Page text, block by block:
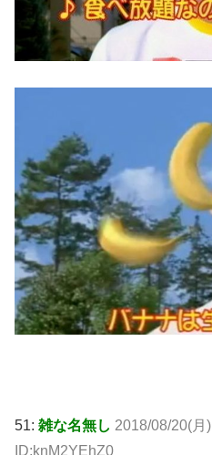
51: 雑な名無し 2018/08/20(月
ID:knM2YEhZ0